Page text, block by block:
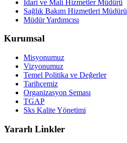
İdari ve Mali Hizmetler Müdürü
Sağlık Bakım Hizmetleri Müdürü
Müdür Yardımcısı
Kurumsal
Misyonumuz
Vizyonumuz
Temel Politika ve Değerler
Tarihçemiz
Organizasyon Şeması
TGAP
Sks Kalite Yönetimi
Yararlı Linkler